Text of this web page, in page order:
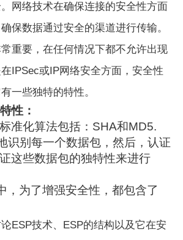
网络技术在确保连接的安全性方面
保数据通过安全的渠道进行传输。
重要，在任何情况下都不允许出现
IPSec或IP网络安全方面，安全性
一些独特的特性。
性：
准化算法包括： SHA和MD5.
识别每一个数据包，然后，认证
这些数据包的独特性来进行
，为了增强安全性，都包含了
ESP技术、ESP的结构以及它在安